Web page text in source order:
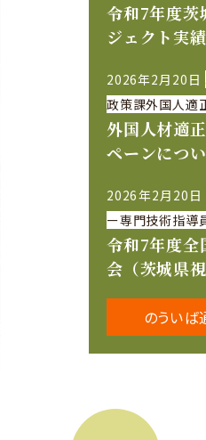
令和7年度茨
ジェクト実
2026年2月20日
政策課外国人適
外国人材適
ペーンにつ
2026年2月20日
ー専門技術指
令和7年度全
会（茨城県
のういば